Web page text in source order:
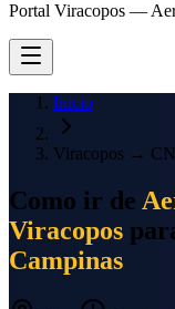
Portal Viracopos —
Início
Viracopos →
Como ir de
Viracopos
Campinas